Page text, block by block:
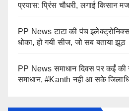
प्रयास: प्रिंस चौधरी, लगाई किसान
PP News टाटा की पंच इलेक्ट्रोनिक्स
धोका, हो गयी सीज, जो सब बताया झूठ
PP News समाधान दिवस पर कईं की
समाधान, #Kanth नही आ सके